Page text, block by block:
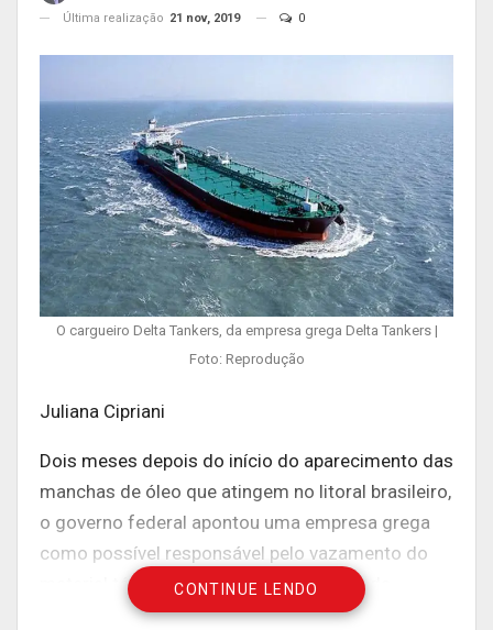
Última realização 21 nov, 2019 0
O cargueiro Delta Tankers, da empresa grega Delta Tankers |
Foto: Reprodução
Juliana Cipriani
Dois meses depois do início do aparecimento das
manchas de óleo que atingem no litoral brasileiro,
o governo federal apontou uma empresa grega
como possível responsável pelo vazamento do
material tóxico. A informação faz parte da
Operação Mácula, da Polícia Federal, deflagrada
CONTINUE LENDO